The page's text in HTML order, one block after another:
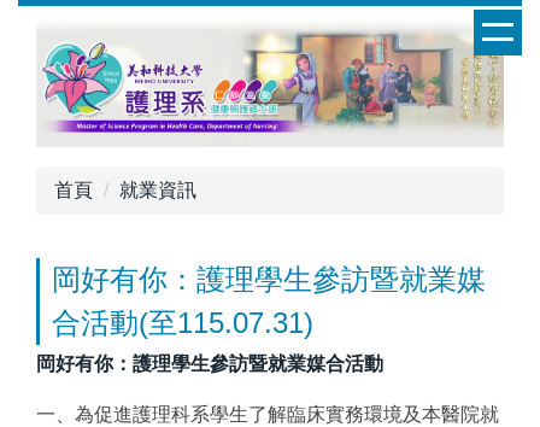
首頁 就業資訊
岡好有你：護理學生參訪暨就業媒
合活動(至115.07.31)
岡好有你：護理學生參訪暨就業媒合活動
一、為促進護理科系學生了解臨床實務環境及本醫院就